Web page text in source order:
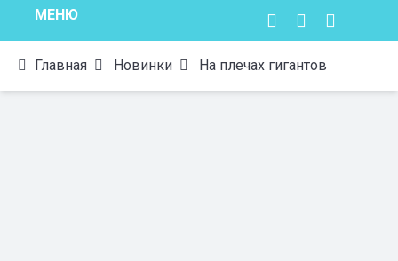
МЕНЮ
Главная Новинки На плечах гигантов